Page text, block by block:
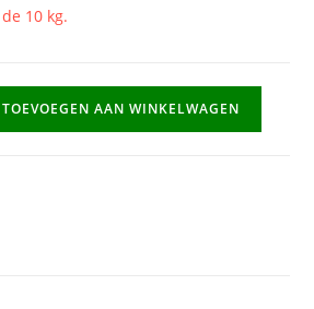
10 kg.
TOEVOEGEN AAN WINKELWAGEN